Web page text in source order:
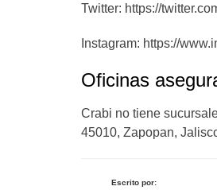
Twitter: https://
Instagram: https://
Oficinas
Crabi no tiene
45010, Zapopan,
Escrito por: